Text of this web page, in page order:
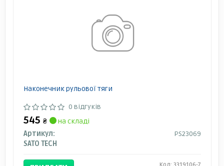
Наконечник рульової тяги
0 відгуків
545 ₴
на складі
Артикул:
PS23069
SATO TECH